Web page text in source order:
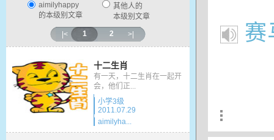
aimilyhappy
的本级别文章
其他人的
本级别文章
|< 1 2 >|
十二生肖
有一天，十二生肖在一起开
会，他们正...
小学3级
2011.07.29
aimilyha...
赛